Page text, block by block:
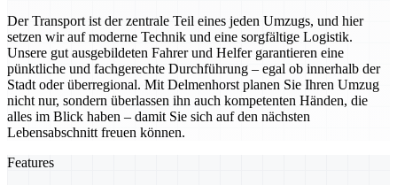
Der Transport ist der zentrale Teil eines jeden Umzugs, und hier
setzen wir auf moderne Technik und eine sorgfältige Logistik.
Unsere gut ausgebildeten Fahrer und Helfer garantieren eine
pünktliche und fachgerechte Durchführung – egal ob innerhalb der
Stadt oder überregional. Mit Delmenhorst planen Sie Ihren Umzug
nicht nur, sondern überlassen ihn auch kompetenten Händen, die
alles im Blick haben – damit Sie sich auf den nächsten
Lebensabschnitt freuen können.
Features